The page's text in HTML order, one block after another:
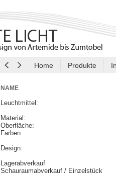
Home Produkte
NAME
Leuchtmittel:
Material:
Oberfläche:
Farben:
Design:
Lagerabverkauf
Schauraumabverkauf / Einzelstück